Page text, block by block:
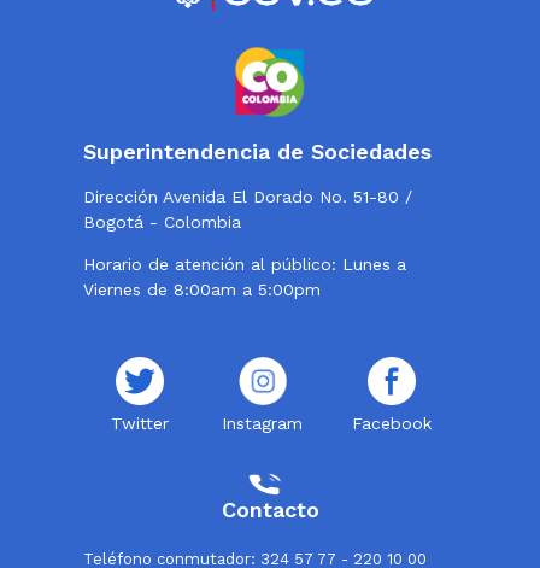
Superintendencia de Sociedades
Dirección Avenida El Dorado No. 51-80 /
Bogotá - Colombia
Horario de atención al público: Lunes a
Viernes de 8:00am a 5:00pm
Twitter Instagram Facebook
Contacto
Teléfono conmutador: 324 57 77 - 220 10 00